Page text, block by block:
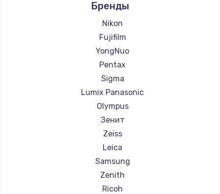
Ремонт фотоаппаратов Kodak
Ремонт фотоаппаратов Blackmagic
Бренды
Nikon
Fujifilm
YongNuo
Pentax
Sigma
Lumix Panasonic
Olympus
Зенит
Zeiss
Leica
Samsung
Zenith
Ricoh